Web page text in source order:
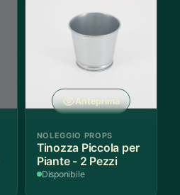
Anteprima
NOLEGGIO PROPS
Tinozza Piccola per
Piante - 2 Pezzi
Disponibile